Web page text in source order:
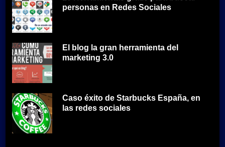
personas en Redes Sociales
El blog la gran herramienta del
marketing 3.0
Caso éxito de Starbucks España, en
las redes sociales